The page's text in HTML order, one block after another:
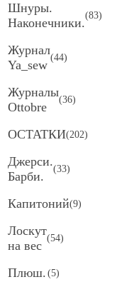
Шнуры.
Наконечники.
(83)
Журнал
Ya_sew
(44)
Журналы
Ottobre
(36)
ОСТАТКИ(202)
Джерси.
Барби.
(33)
Капитоний(9)
Лоскут
на вес
(54)
Плюш. (5)